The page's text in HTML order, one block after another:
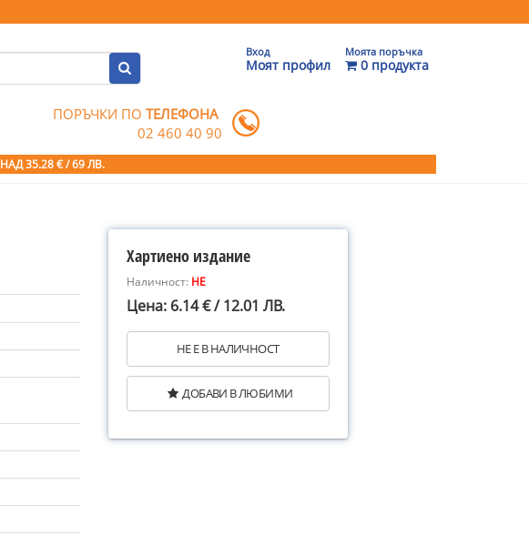
Вход
Моят профил
Моята поръчка
0 продукта
ПОРЪЧКИ ПОТЕЛЕФОНА
02 460 40 90
НАД 35.28 € / 69 ЛВ.
Хартиено издание
Наличност: НЕ
Цена: 6.14 € / 12.01 ЛВ.
НЕ Е В НАЛИЧНОСТ
ДОБАВИ В ЛЮБИМИ